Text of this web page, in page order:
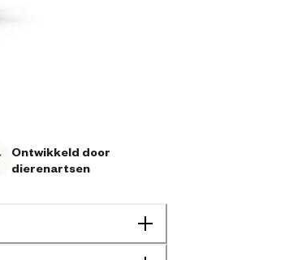
Ontwikkeld door
dierenartsen